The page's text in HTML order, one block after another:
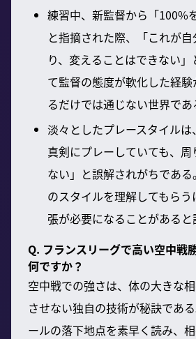
練習中、新監督から「100%
と指摘された際、「これが
り、変えることはできない
て監督の態度が軟化した経
るだけでは通じない世界であ
淡々としたプレースタイル
真剣にプレーしていても、
ない」と誤解されがちであ
のスタイルを理解してもら
張が必要になることがあると
Q. フランスリーグで高い空中戦
何ですか？
空中戦での強さは、体の大きな
させない独自の技術が秘訣であ
ールの落下地点を素早く読み、